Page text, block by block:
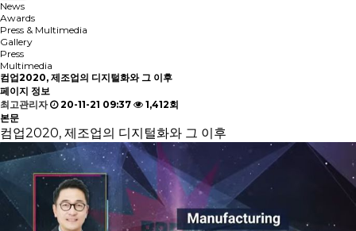
News
Awards
Press & Multimedia
Gallery
Press
Multimedia
컴업2020, 제조업의 디지털화와 그 이후
페이지 정보
최고관리자
20-11-21 09:37
1,412회
본문
컴업2020, 제조업의 디지털화와 그 이후